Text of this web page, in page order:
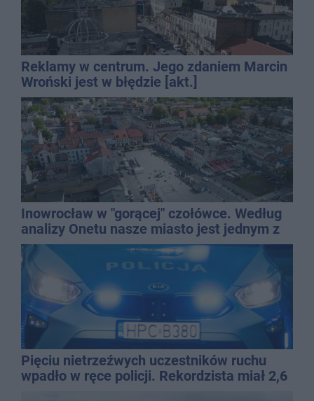
Reklamy w centrum. Jego zdaniem Marcin
Wroński jest w błędzie [akt.]
Inowrocław w "gorącej" czołówce. Według
analizy Onetu nasze miasto jest jednym z
najbardziej narażonych na upały
Pięciu nietrzeźwych uczestników ruchu
wpadło w ręce policji. Rekordzista miał 2,6